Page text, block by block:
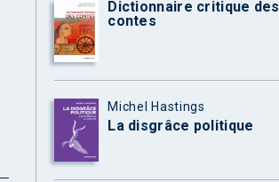
Dictionnaire critique des
contes
Michel Hastings
La disgrâce politique